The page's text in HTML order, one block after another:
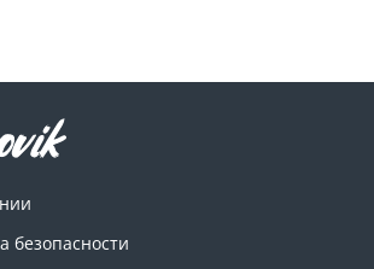
безопасности